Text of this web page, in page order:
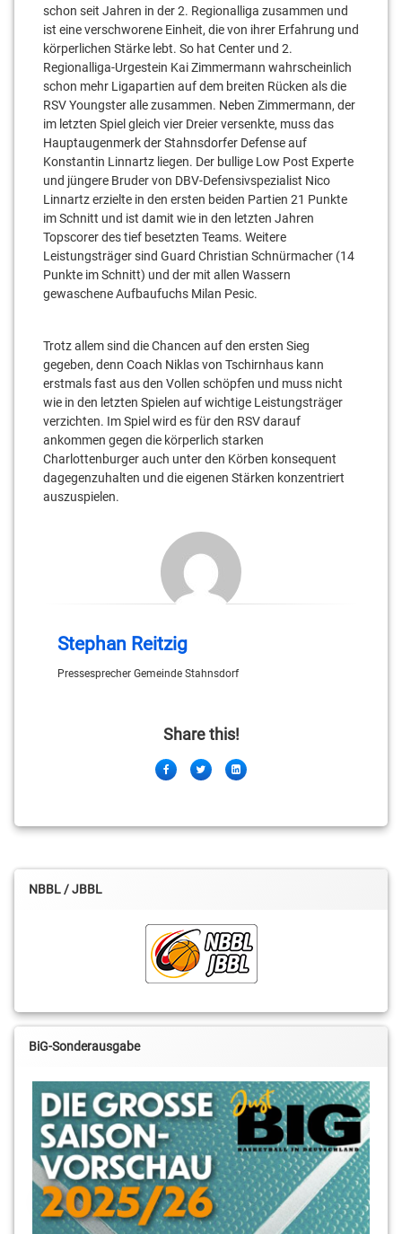
schon seit Jahren in der 2. Regionalliga zusammen und
ist eine verschworene Einheit, die von ihrer Erfahrung und
körperlichen Stärke lebt. So hat Center und 2.
Regionalliga-Urgestein Kai Zimmermann wahrscheinlich
schon mehr Ligapartien auf dem breiten Rücken als die
RSV Youngster alle zusammen. Neben Zimmermann, der
im letzten Spiel gleich vier Dreier versenkte, muss das
Hauptaugenmerk der Stahnsdorfer Defense auf
Konstantin Linnartz liegen. Der bullige Low Post Experte
und jüngere Bruder von DBV-Defensivspezialist Nico
Linnartz erzielte in den ersten beiden Partien 21 Punkte
im Schnitt und ist damit wie in den letzten Jahren
Topscorer des tief besetzten Teams. Weitere
Leistungsträger sind Guard Christian Schnürmacher (14
Punkte im Schnitt) und der mit allen Wassern
gewaschene Aufbaufuchs Milan Pesic.
Trotz allem sind die Chancen auf den ersten Sieg
gegeben, denn Coach Niklas von Tschirnhaus kann
erstmals fast aus den Vollen schöpfen und muss nicht
wie in den letzten Spielen auf wichtige Leistungsträger
verzichten. Im Spiel wird es für den RSV darauf
ankommen gegen die körperlich starken
Charlottenburger auch unter den Körben konsequent
dagegenzuhalten und die eigenen Stärken konzentriert
auszuspielen.
Stephan Reitzig
Pressesprecher Gemeinde Stahnsdorf
Share this!
FacebookTwitterLinkedIn
NBBL / JBBL
BiG-Sonderausgabe